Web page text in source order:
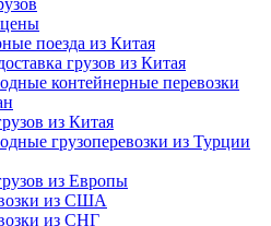
поезда из Китая
грузов из Китая
контейнерные перевозки
из Китая
грузоперевозки из Турции
из Европы
из США
из СНГ